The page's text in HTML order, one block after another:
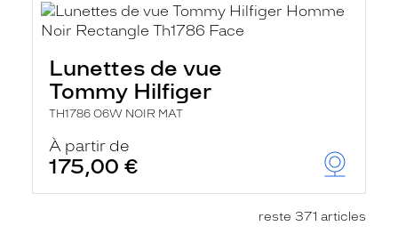
Lunettes de vue
Tommy Hilfiger
TH1786 O6W NOIR MAT
À partir de
175,00 €
reste 371 articles